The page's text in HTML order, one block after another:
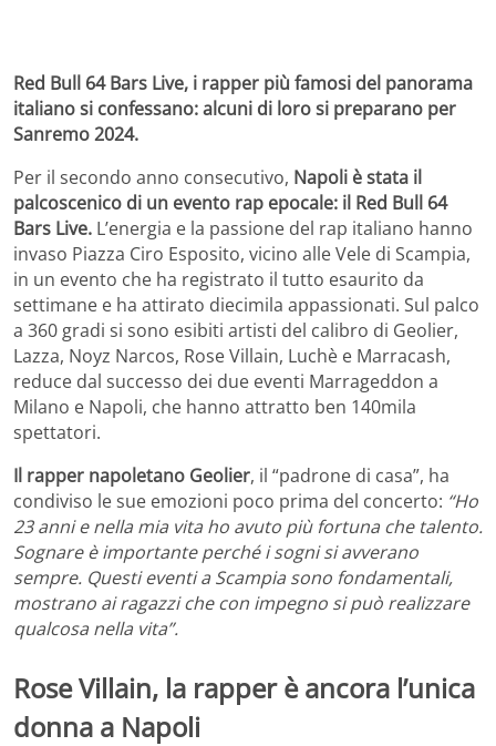
Red Bull 64 Bars Live, i rapper più famosi del panorama
italiano si confessano: alcuni di loro si preparano per
Sanremo 2024.
Per il secondo anno consecutivo, Napoli è stata il
palcoscenico di un evento rap epocale: il Red Bull 64
Bars Live. L’energia e la passione del rap italiano hanno
invaso Piazza Ciro Esposito, vicino alle Vele di Scampia,
in un evento che ha registrato il tutto esaurito da
settimane e ha attirato diecimila appassionati. Sul palco
a 360 gradi si sono esibiti artisti del calibro di Geolier,
Lazza, Noyz Narcos, Rose Villain, Luchè e Marracash,
reduce dal successo dei due eventi Marrageddon a
Milano e Napoli, che hanno attratto ben 140mila
spettatori.
Il rapper napoletano Geolier, il “padrone di casa”, ha
condiviso le sue emozioni poco prima del concerto: “Ho
23 anni e nella mia vita ho avuto più fortuna che talento.
Sognare è importante perché i sogni si avverano
sempre. Questi eventi a Scampia sono fondamentali,
mostrano ai ragazzi che con impegno si può realizzare
qualcosa nella vita”.
Rose Villain, la rapper è ancora l’unica
donna a Napoli